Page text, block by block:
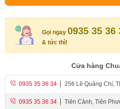
Gọi ngay 0935 35 36
& tức thì!
Cửa hàng
0935 35 36 34 256 Lê Quảng Chí,
0935 35 36 34 Tiên Cảnh, Tiên